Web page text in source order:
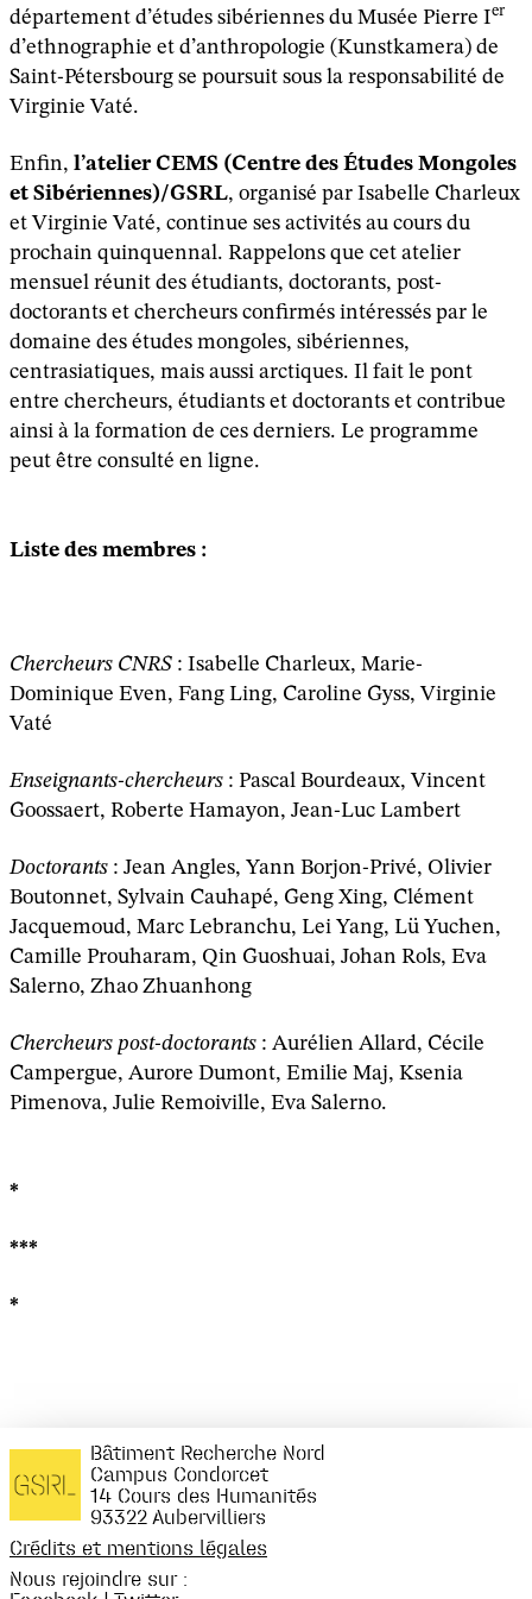
département d’études sibériennes du Musée Pierre Ier
d’ethnographie et d’anthropologie (Kunstkamera) de
Saint-Pétersbourg se poursuit sous la responsabilité de
Virginie Vaté.
Enfin, l’atelier CEMS (Centre des Études Mongoles
et Sibériennes)/GSRL, organisé par Isabelle Charleux
et Virginie Vaté, continue ses activités au cours du
prochain quinquennal. Rappelons que cet atelier
mensuel réunit des étudiants, doctorants, post-
doctorants et chercheurs confirmés intéressés par le
domaine des études mongoles, sibériennes,
centrasiatiques, mais aussi arctiques. Il fait le pont
entre chercheurs, étudiants et doctorants et contribue
ainsi à la formation de ces derniers. Le programme
peut être consulté en ligne.
Liste des membres :
Chercheurs CNRS : Isabelle Charleux, Marie-
Dominique Even, Fang Ling, Caroline Gyss, Virginie
Vaté
Enseignants-chercheurs : Pascal Bourdeaux, Vincent
Goossaert, Roberte Hamayon, Jean-Luc Lambert
Doctorants : Jean Angles, Yann Borjon-Privé, Olivier
Boutonnet, Sylvain Cauhapé, Geng Xing, Clément
Jacquemoud, Marc Lebranchu, Lei Yang, Lü Yuchen,
Camille Prouharam, Qin Guoshuai, Johan Rols, Eva
Salerno, Zhao Zhuanhong
Chercheurs post-doctorants : Aurélien Allard, Cécile
Campergue, Aurore Dumont, Emilie Maj, Ksenia
Pimenova, Julie Remoiville, Eva Salerno.
*
***
*
Bâtiment Recherche Nord
Campus Condorcet
14 Cours des Humanités
93322 Aubervilliers
Crédits et mentions légales
Nous rejoindre sur :